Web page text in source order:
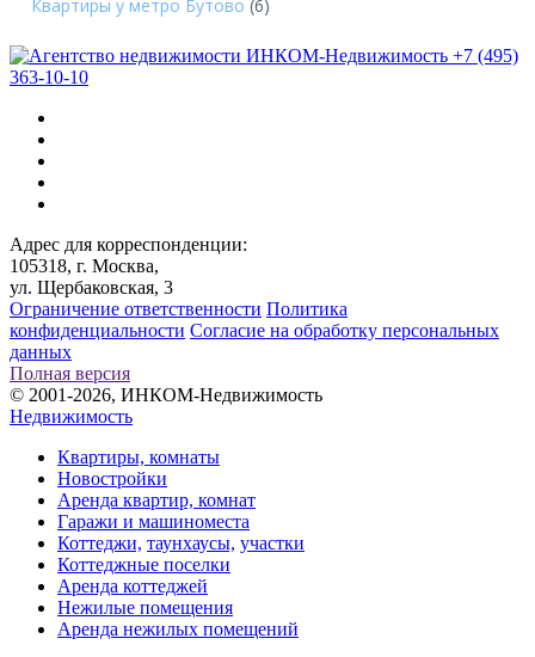
Квартиры у метро Бутово (6)
+7 (495)
363-10-10
Адрес для корреспонденции:
105318, г. Москва,
ул. Щербаковская, 3
Ограничение ответственности Политика
конфиденциальности Согласие на обработку персональных
данных
Полная версия
© 2001-2026, ИНКОМ-Недвижимость
Недвижимость
Квартиры, комнаты
Новостройки
Аренда квартир, комнат
Гаражи и машиноместа
Коттеджи, таунхаусы, участки
Коттеджные поселки
Аренда коттеджей
Нежилые помещения
Аренда нежилых помещений